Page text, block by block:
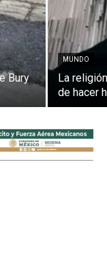
Bury
MUNDO
La
de hacer